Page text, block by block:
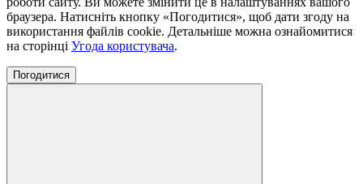
браузера. Натисніть кнопку «Погодитися», щоб дати згоду на
використання файлів cookie. Детальніше можна ознайомитися
на сторінці Угода користувача.
Погодитися